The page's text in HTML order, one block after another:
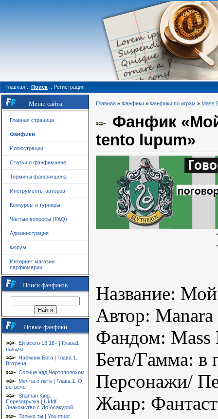
Главная :: Поиск :: Регистрация
Меню сайта
Главная страница
Фанфики
Иллюстрации
Статьи о фанфикшене
Термины фанфикшена
Инструменты авторов
Конкурсы и турниры
Частые вопросы (FAQ)
Администрация
Форум
Интернет магазин
парфюмерии
Поиск фанфиков
Новые фанфики
Ей всего 13 18+ | Глава1
начало
Наёмник Бога | Глава 1.
Встреча
Солнце над Чертополохом
Мечты о лете | Глава 1. О
встрече
Shaman King.
Перезагрузка | Ukfdf
Знакомство с Йо Асакурой
Только ты | You must
Главная » Фанфики » Фанфики по играм » Mass
Фанфик
tento lupum»
Название: Мой
Автор: Manara
Фандом: Mass
Бета/Гамма: в
Персонажи/
Жанр: